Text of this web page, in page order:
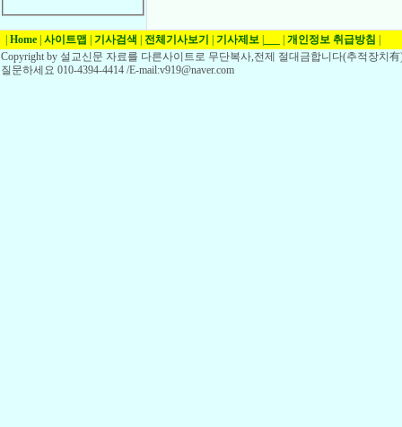
Home 사이트맵 기사검색 전체기사보기 기사제보 개인정보 취급방침
Copyright by 설교신문 자료를 다른사이트로 무단복사,전제 절대금합니다(추적장치
질문하세요 010-4394-4414 /E-mail:v919@naver.com